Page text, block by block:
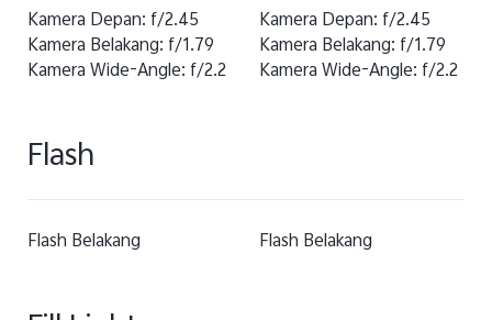
Kamera Depan: f/2.45
Kamera Belakang: f/1.79
Kamera Wide-Angle: f/2.2
Kamera Depan: f/2.45
Kamera Belakang: f/1.79
Kamera Wide-Angle: f/2.2
Flash
Flash Belakang Flash Belakang